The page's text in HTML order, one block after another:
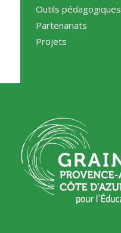
Outils pédagogiques
Partenariats
Projets